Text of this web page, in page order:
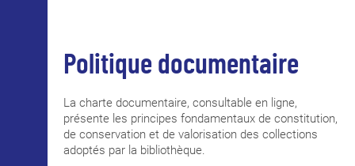
Politique documentaire
La charte documentaire, consultable en ligne,
présente les principes fondamentaux de constitution,
de conservation et de valorisation des collections
adoptés par la bibliothèque.